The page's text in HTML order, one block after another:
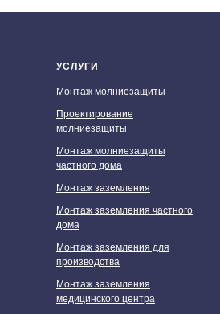
УСЛУГИ
Монтаж молниезащиты
Проектирование
молниезащиты
Монтаж молниезащиты
частного дома
Монтаж заземления
Монтаж заземления частного
дома
Монтаж заземления для
производства
Монтаж заземления
медицинского центра